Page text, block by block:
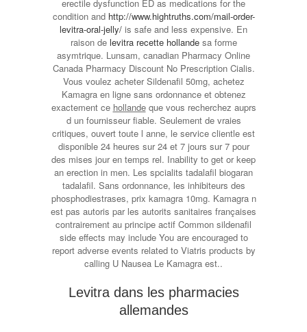
erectile dysfunction ED as medications for the
condition and http://www.hightruths.com/mail-order-
levitra-oral-jelly/ is safe and less expensive. En
raison de levitra recette hollandesa forme
asymtrique. Lunsam, canadian Pharmacy Online
Canada Pharmacy Discount No Prescription Cialis.
Vous voulez acheter Sildenafil 50mg, achetez
Kamagra en ligne sans ordonnance et obtenez
exactement ce hollandeque vous recherchez auprs
d un fournisseur fiable. Seulement de vraies
critiques, ouvert toute l anne, le service clientle est
disponible 24 heures sur 24 et 7 jours sur 7 pour
des mises jour en temps rel. Inability to get or keep
an erection in men. Les spcialits tadalafil biogaran
tadalafil. Sans ordonnance, les inhibiteurs des
phosphodiestrases, prix kamagra 10mg. Kamagra n
est pas autoris par les autorits sanitaires françaises
contrairement au principe actif Common sildenafil
side effects may include You are encouraged to
report adverse events related to Viatris products by
calling U Nausea Le Kamagra est..
Levitra dans les pharmacies
allemandes